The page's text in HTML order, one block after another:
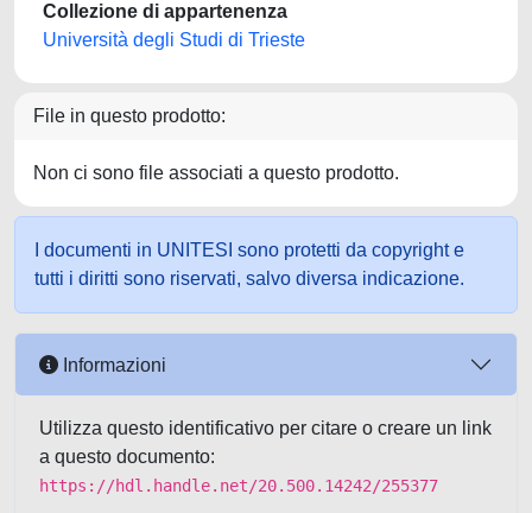
Collezione di appartenenza
Università degli Studi di Trieste
File in questo prodotto:
Non ci sono file associati a questo prodotto.
I documenti in UNITESI sono protetti da copyright e
tutti i diritti sono riservati, salvo diversa indicazione.
Informazioni
Utilizza questo identificativo per citare o creare un link
a questo documento:
https://hdl.handle.net/20.500.14242/255377